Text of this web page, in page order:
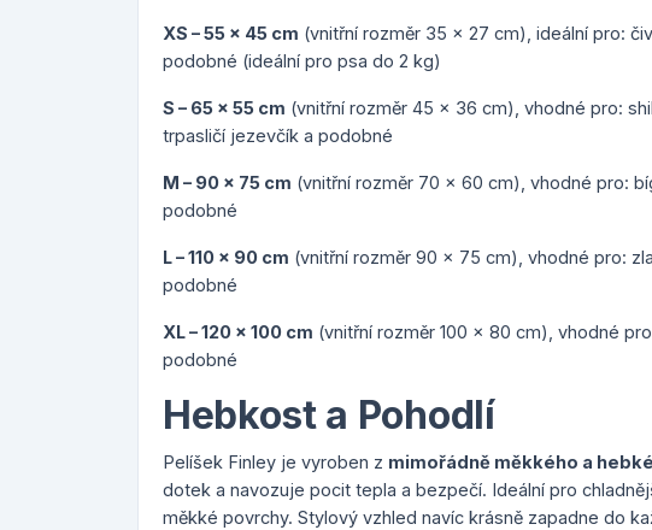
XS – 55 x 45 cm (vnitřní rozměr 35 x 27 cm), ideální pro:
podobné (ideální pro psa do 2 kg)
S – 65 x 55 cm (vnitřní rozměr 45 x 36 cm), vhodné pro:
trpasličí jezevčík a podobné
M – 90 x 75 cm (vnitřní rozměr 70 x 60 cm), vhodné pro:
podobné
L – 110 x 90 cm (vnitřní rozměr 90 x 75 cm), vhodné pro:
podobné
XL – 120 x 100 cm (vnitřní rozměr 100 x 80 cm), vhodné
podobné
Hebkost a Pohodlí
Pelíšek Finley je vyroben z mimořádně měkkého a
dotek a navozuje pocit tepla a bezpečí. Ideální pro
měkké povrchy. Stylový vzhled navíc krásně zapadne do